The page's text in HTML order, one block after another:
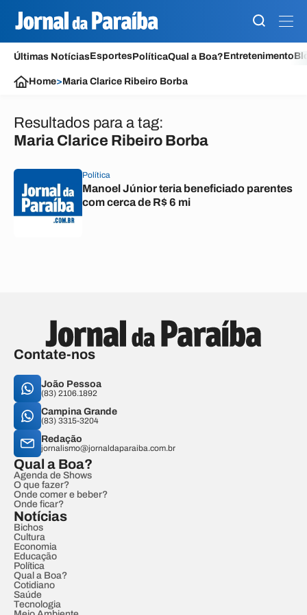
Últimas NotíciasEsportesPolíticaQual a Boa?Entretenimento
Home>Maria Clarice Ribeiro Borba
Resultados para a tag:
Maria Clarice Ribeiro Borba
Política
Manoel Júnior teria beneficiado parentes
com cerca de R$ 6 mi
Contate-nos
João Pessoa
(83) 2106.1892
Campina Grande
(83) 3315-3204
Redação
jornalismo@jornaldaparaiba.com.br
Qual a Boa?
Agenda de Shows
O que fazer?
Onde comer e beber?
Onde ficar?
Notícias
Bichos
Cultura
Economia
Educação
Política
Qual a Boa?
Cotidiano
Saúde
Tecnologia